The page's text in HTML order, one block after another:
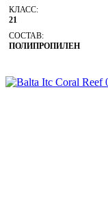
КЛАСС:
21
СОСТАВ:
ПОЛИПРОПИЛЕН